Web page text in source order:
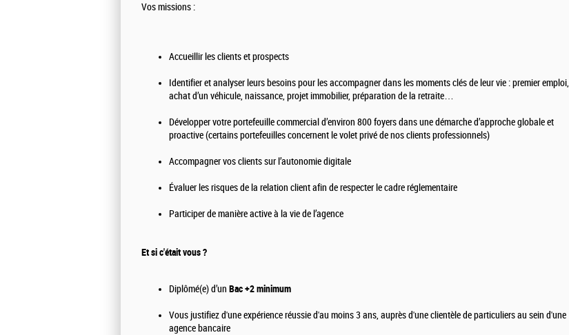
Vos missions :
Accueillir les clients et prospects
Identifier et analyser leurs besoins pour les accompagner dans les moments clés de leur vie : premier emploi,
achat d’un véhicule, naissance, projet immobilier, préparation de la retraite…
Développer votre portefeuille commercial d’environ 800 foyers dans une démarche d’approche globale et
proactive (certains portefeuilles concernent le volet privé de nos clients professionnels)
Accompagner vos clients sur l’autonomie digitale
Évaluer les risques de la relation client afin de respecter le cadre réglementaire
Participer de manière active à la vie de l’agence
Et si c'était vous ?
Diplômé(e) d’un Bac +2 minimum
Vous justifiez d'une expérience réussie d'au moins 3 ans, auprès d'une clientèle de particuliers au sein d'une
agence bancaire